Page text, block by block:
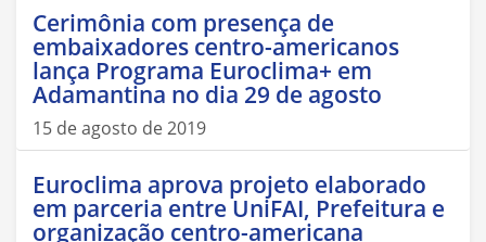
Cerimônia com presença de
embaixadores centro-americanos
lança Programa Euroclima+ em
Adamantina no dia 29 de agosto
15 de agosto de 2019
Euroclima aprova projeto elaborado
em parceria entre UniFAI, Prefeitura e
organização centro-americana